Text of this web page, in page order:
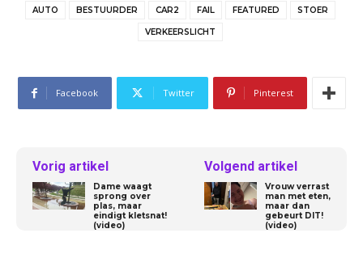
AUTO BESTUURDER CAR2 FAIL FEATURED STOER
VERKEERSLICHT
Facebook Twitter Pinterest
Vorig artikel
Dame waagt
sprong over
plas, maar
eindigt kletsnat!
(video)
Volgend artikel
Vrouw verrast
man met eten,
maar dan
gebeurt DIT!
(video)